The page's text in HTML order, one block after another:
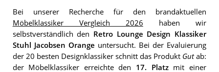
Bei unserer Recherche für den brandaktuellen
Möbelklassiker Vergleich 2026 haben wir
selbstverständlich den Retro Lounge Design Klassiker
Stuhl Jacobsen Orange untersucht. Bei der Evaluierung
der 20 besten Designklassiker schnitt das Produkt Gutab:
der Möbelklassiker erreichte den 17. Platzmit einer